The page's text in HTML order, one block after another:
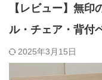
【レビュー】無
ル・チェア・背付
2025年3月15日